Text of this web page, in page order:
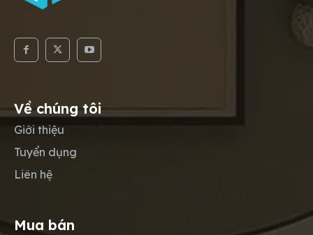
Về chúng tôi
Giới thiệu
Tuyển dụng
Liên hệ
Mua bán